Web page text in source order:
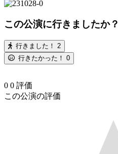
この公演に行きましたか？
行きました！ 2
行きたかった！ 0
0 0 評価
この公演の評価